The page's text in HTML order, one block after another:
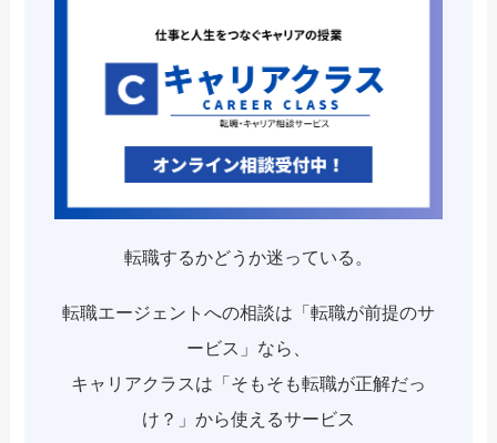
転職するかどうか迷っている。
転職エージェントへの相談は「転職が前提のサ
ービス」なら、
キャリアクラスは「そもそも転職が正解だっ
け？」から使えるサービス